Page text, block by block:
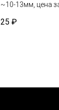
~10-13мм, цена
25 ₽